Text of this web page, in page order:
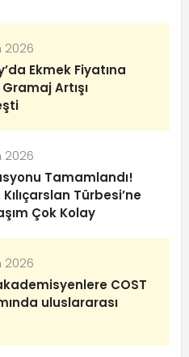
2026
Ekmek Fiyatına
Artışı
2026
Tamamlandı!
Türbesi’ne
Çok Kolay
2026
COST
uluslararası